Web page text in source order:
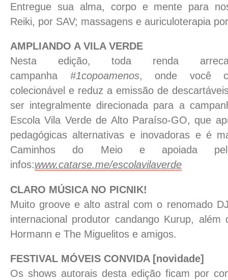
Entregue sua alma, corpo e mente para
Reiki, por SAV; massagens e auriculoterapia
AMPLIANDO A VILA VERDE
Nesta edição, toda renda
campanha #1copoamenos, onde você
colecionável e reduz a emissão de
ser integralmente direcionada para a
Escola Vila Verde de Alto Paraíso-GO, que
pedagógicas alternativas e inovadoras e é
Caminhos do Meio e apoiada
infos:www.catarse.me/escolavilaverde
CLARO MÚSICA NO PICNIK!
Muito groove e alto astral com o renomado
internacional produtor candango Kurup, além
Hormann e The Miguelitos e amigos.
FESTIVAL MÓVEIS CONVIDA [novidade]
Os shows autorais desta edição ficam por